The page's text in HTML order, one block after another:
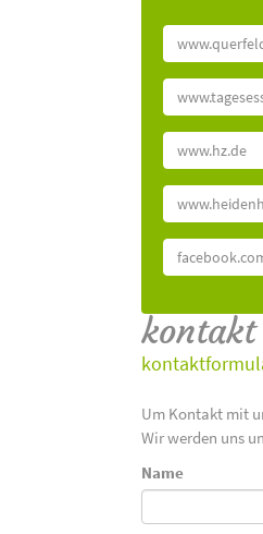
www.hz.de
kontakt
Um Kontakt mit
Wir werden uns
Name